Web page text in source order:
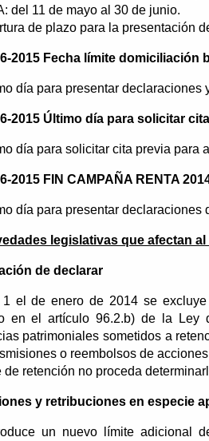
del 11 de mayo al 30 de junio.
de plazo para la presentación
2015 Fecha límite domiciliación
día para presentar declaraciones
2015 Último día para solicitar
día para solicitar cita previa para
2015 FIN CAMPAÑA RENTA
día para presentar declaraciones
legislativas que afectan al
de declarar
1 el de enero de 2014 se
en el artículo 96.2.b) de la Ley
patrimoniales sometidos a
o reembolsos de
de retención no proceda
y retribuciones en especie
un nuevo límite adicional